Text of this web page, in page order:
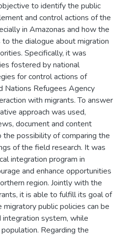
to identify the public
and control actions of the
in Amazonas and how the
the dialogue about migration
Specifically, it was
fostered by national
for control actions of
Nations Refugees Agency
with migrants. To answer
approach was used,
document and content
possibility of comparing the
of the field research. It was
integration program in
and enhance opportunities
region. Jointly with the
it is able to fulfill its goal of
public policies can be
integration system, while
Regarding the